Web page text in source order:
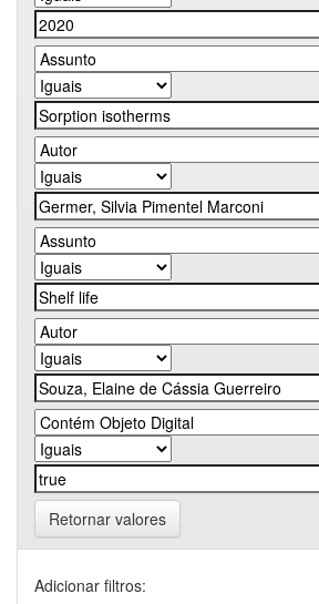
Retornar valores
Adicionar filtros: